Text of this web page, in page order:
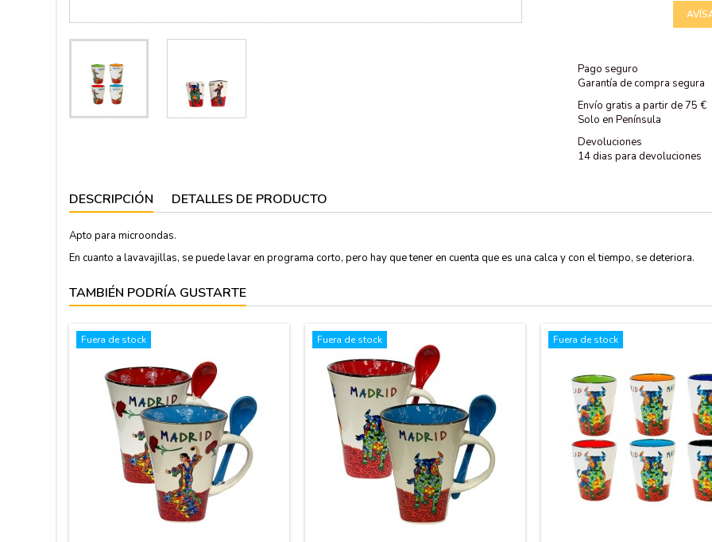
Pago seguro
Garantía de compra segura
Envío gratis a partir de 75 €
Solo en Península
Devoluciones
14 dias para devoluciones
DESCRIPCIÓN DETALLES DE PRODUCTO
Apto para microondas.
En cuanto a lavavajillas, se puede lavar en programa corto, pero hay que tener en cuenta que es una calca y con el tiempo, se deteriora.
TAMBIÉN PODRÍA GUSTARTE
Fuera de stock Fuera de stock Fuera de stock